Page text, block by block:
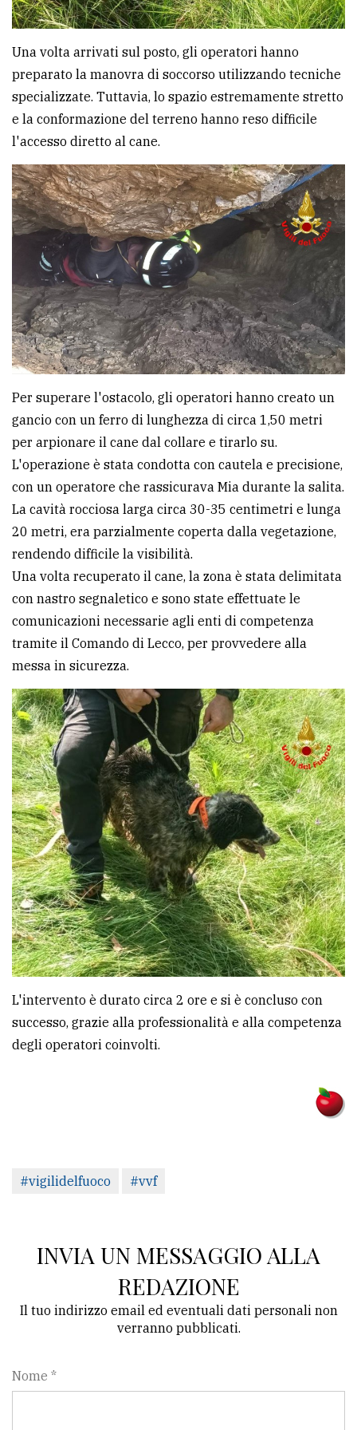
Una volta arrivati sul posto, gli operatori hanno
preparato la manovra di soccorso utilizzando tecniche
specializzate. Tuttavia, lo spazio estremamente stretto
e la conformazione del terreno hanno reso difficile
l'accesso diretto al cane.
Per superare l'ostacolo, gli operatori hanno creato un
gancio con un ferro di lunghezza di circa 1,50 metri
per arpionare il cane dal collare e tirarlo su.
L'operazione è stata condotta con cautela e precisione,
con un operatore che rassicurava Mia durante la salita.
La cavità rocciosa larga circa 30-35 centimetri e lunga
20 metri, era parzialmente coperta dalla vegetazione,
rendendo difficile la visibilità.
Una volta recuperato il cane, la zona è stata delimitata
con nastro segnaletico e sono state effettuate le
comunicazioni necessarie agli enti di competenza
tramite il Comando di Lecco, per provvedere alla
messa in sicurezza.
L'intervento è durato circa 2 ore e si è concluso con
successo, grazie alla professionalità e alla competenza
degli operatori coinvolti.
#vigilidelfuoco #vvf
INVIA UN MESSAGGIO ALLA
REDAZIONE
Il tuo indirizzo email ed eventuali dati personali non
verranno pubblicati.
Nome *